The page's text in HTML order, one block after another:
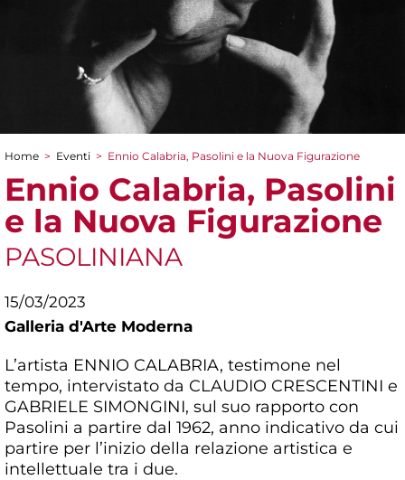
Tu sei qui
Home > Eventi > Ennio Calabria, Pasolini e la Nuova Figurazione
Ennio Calabria, Pasolini
e la Nuova Figurazione
PASOLINIANA
15/03/2023
Galleria d'Arte Moderna
L’artista ENNIO CALABRIA, testimone nel
tempo, intervistato da CLAUDIO CRESCENTINI e
GABRIELE SIMONGINI, sul suo rapporto con
Pasolini a partire dal 1962, anno indicativo da cui
partire per l’inizio della relazione artistica e
intellettuale tra i due.